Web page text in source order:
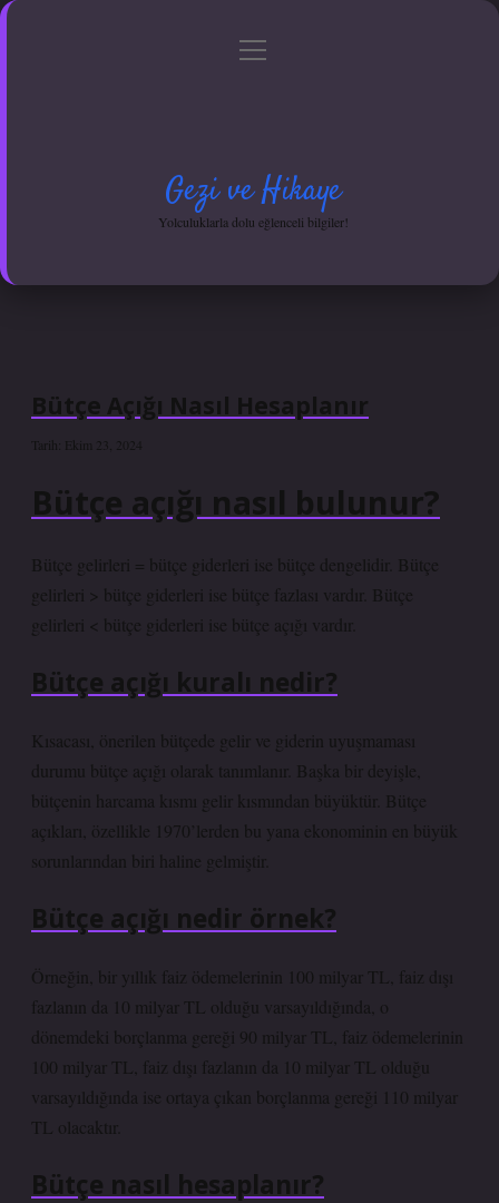
Gizlilik Politikası
menüyü
Gezi ve Hikaye
Yolculuklarla dolu eğlenceli bilgiler!
Bütçe Açığı Nasıl Hesaplanır
Tarih: Ekim 23, 2024
Bütçe açığı nasıl bulunur?
Bütçe gelirleri = bütçe giderleri ise bütçe dengelidir. Bütçe
gelirleri > bütçe giderleri ise bütçe fazlası vardır. Bütçe
gelirleri < bütçe giderleri ise bütçe açığı vardır.
Bütçe açığı kuralı nedir?
Kısacası, önerilen bütçede gelir ve giderin uyuşmaması
durumu bütçe açığı olarak tanımlanır. Başka bir deyişle,
bütçenin harcama kısmı gelir kısmından büyüktür. Bütçe
açıkları, özellikle 1970’lerden bu yana ekonominin en büyük
sorunlarından biri haline gelmiştir.
Bütçe açığı nedir örnek?
Örneğin, bir yıllık faiz ödemelerinin 100 milyar TL, faiz dışı
fazlanın da 10 milyar TL olduğu varsayıldığında, o
dönemdeki borçlanma gereği 90 milyar TL, faiz ödemelerinin
100 milyar TL, faiz dışı fazlanın da 10 milyar TL olduğu
varsayıldığında ise ortaya çıkan borçlanma gereği 110 milyar
TL olacaktır.
Bütçe nasıl hesaplanır?